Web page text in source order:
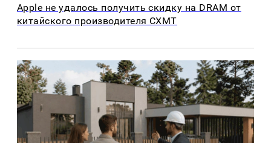
Apple не удалось получить скидку на DRAM от
китайского производителя CXMT